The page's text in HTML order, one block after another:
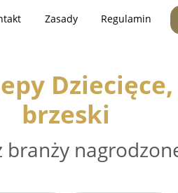
Zasady Regulamin
brzeski